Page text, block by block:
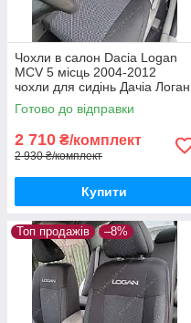
Чохли в салон Dacia Logan
MCV 5 місць 2004-2012
чохли для сидінь Дачіа Логан
МЦВ 5місць авто чохли Dacia
Logan MCV
Готово до відправки
2 710 ₴/комплект
2 930 ₴/комплект
Купити
Топ продажів –8%